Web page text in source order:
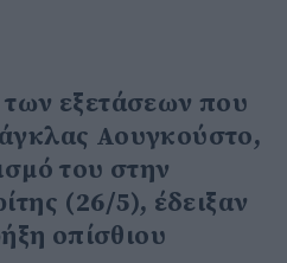
εξετάσεων που
Αουγκούστο,
του στην
(26/5), έδειξαν
οπίσθιου